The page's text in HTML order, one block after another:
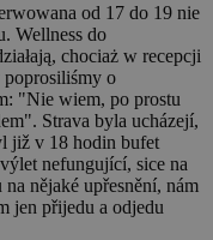
od 17 do 19 nie
Wellness do
chociaż w recepcji
o
"Nie wiem, po prostu
Strava byla ucházejí,
již v 18 hodin bufet
nefungující, sice na
nějaké upřesnění, nám
jen přijedu a odjedu